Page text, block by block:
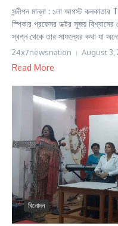
সন্দীপন মান্না : ১লা আগস্ট কলকাতার
স্পিকার প্রফেসর ডক্টর সুজয়
স্বপ্ন থেকে তার সাফল্যের কথা যা
24x7newsnation August 3,
Read More
বিনোদন